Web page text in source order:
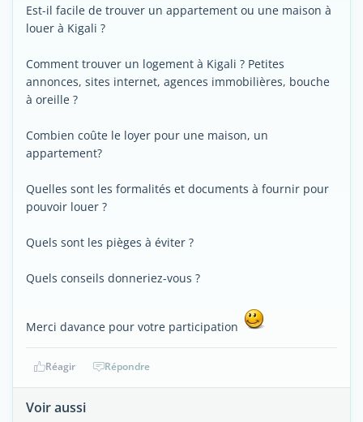
Est-il facile de trouver un appartement ou une maison à
louer à Kigali ?
Comment trouver un logement à Kigali ? Petites
annonces, sites internet, agences immobilières, bouche
à oreille ?
Combien coûte le loyer pour une maison, un
appartement?
Quelles sont les formalités et documents à fournir pour
pouvoir louer ?
Quels sont les pièges à éviter ?
Quels conseils donneriez-vous ?
Merci davance pour votre participation
Réagir Répondre
Voir aussi